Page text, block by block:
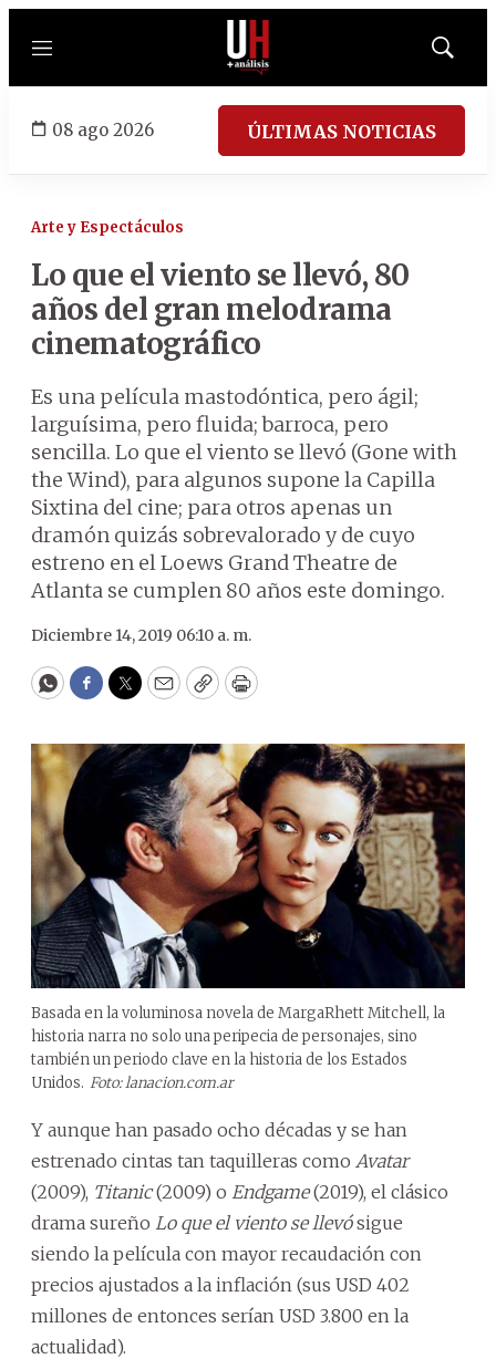
Menú
Mostrar
08 ago 2026 ÚLTIMAS NOTICIAS
Arte y Espectáculos
Lo que el viento se llevó, 80
años del gran melodrama
cinematográfico
Es una película mastodóntica, pero ágil;
larguísima, pero fluida; barroca, pero
sencilla. Lo que el viento se llevó (Gone with
the Wind), para algunos supone la Capilla
Sixtina del cine; para otros apenas un
dramón quizás sobrevalorado y de cuyo
estreno en el Loews Grand Theatre de
Atlanta se cumplen 80 años este domingo.
Diciembre 14, 2019 06:10 a. m.
WhatsApp
Facebook
Twitter
EmailCopyPrint
Basada en la voluminosa novela de MargaRhett Mitchell, la
historia narra no solo una peripecia de personajes, sino
también un periodo clave en la historia de los Estados
Unidos. Foto: lanacion.com.ar
Y aunque han pasado ocho décadas y se han
estrenado cintas tan taquilleras como Avatar
(2009), Titanic(2009) o Endgame(2019), el clásico
drama sureño Lo que el viento se llevósigue
siendo la película con mayor recaudación con
precios ajustados a la inflación (sus USD 402
millones de entonces serían USD 3.800 en la
actualidad).